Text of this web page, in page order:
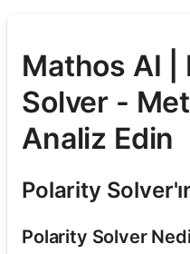
Mathos AI |
Solver -
Analiz Edin
Polarity
Polarity Solver